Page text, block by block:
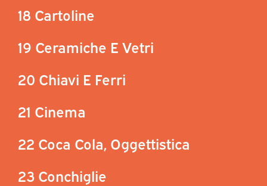
18 Cartoline
19 Ceramiche E Vetri
20 Chiavi E Ferri
21 Cinema
22 Coca Cola, Oggettistica
23 Conchiglie